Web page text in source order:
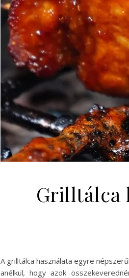
Grilltálca
A grilltálca használata egyre
anélkül, hogy azok